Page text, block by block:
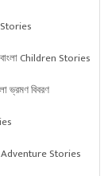
Stories
বাংলা Children Stories
ভ্রমণ বিবরণ
Adventure Stories